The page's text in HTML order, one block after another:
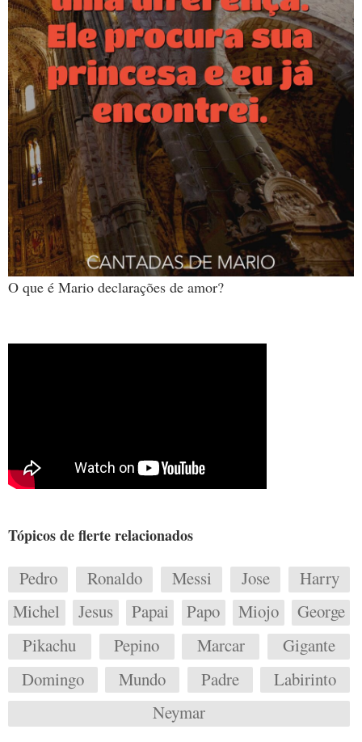
O que é Mario declarações de amor?
Tópicos de flerte relacionados
Pedro Ronaldo Messi Jose
Harry
Michel
Jesus Papai Papo Miojo
George
Pikachu
Pepino Marcar
Gigante
Domingo
Mundo Padre
Labirinto
Neymar